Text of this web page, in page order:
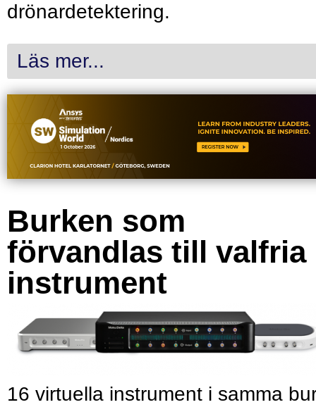
drönardetektering.
Läs mer...
Burken som
förvandlas till valfria
instrument
16 virtuella instrument i samma